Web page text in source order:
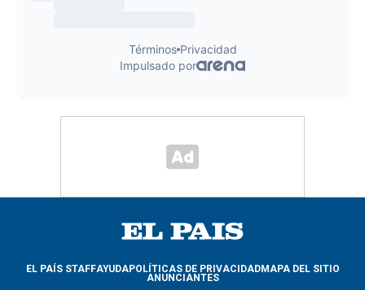
EL PAÍS STAFFAYUDAPOLÍTICAS DE PRIVACIDADMAPA DEL SITIO
ANUNCIANTES